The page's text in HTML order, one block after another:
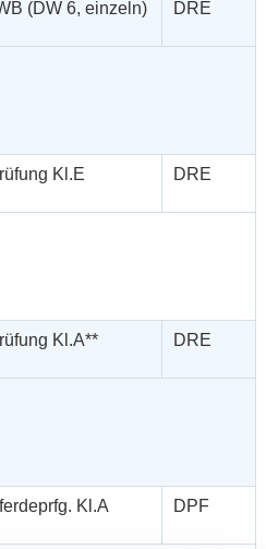
(DW 6, einzeln) DRE
Kl.E DRE
Kl.A** DRE
Kl.A DPF